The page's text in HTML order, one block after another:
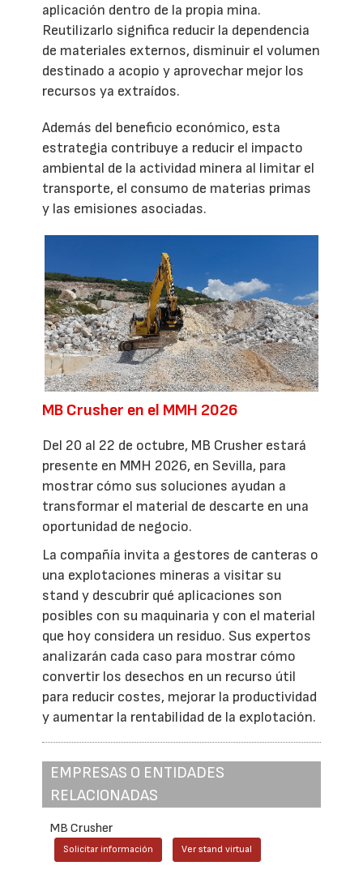
aplicación dentro de la propia mina.
Reutilizarlo significa reducir la dependencia
de materiales externos, disminuir el volumen
destinado a acopio y aprovechar mejor los
recursos ya extraídos.
Además del beneficio económico, esta
estrategia contribuye a reducir el impacto
ambiental de la actividad minera al limitar el
transporte, el consumo de materias primas
y las emisiones asociadas.
MB Crusher en el MMH 2026
Del 20 al 22 de octubre, MB Crusher estará
presente en MMH 2026, en Sevilla, para
mostrar cómo sus soluciones ayudan a
transformar el material de descarte en una
oportunidad de negocio.
La compañía invita a gestores de canteras o
una explotaciones mineras a visitar su
stand y descubrir qué aplicaciones son
posibles con su maquinaria y con el material
que hoy considera un residuo. Sus expertos
analizarán cada caso para mostrar cómo
convertir los desechos en un recurso útil
para reducir costes, mejorar la productividad
y aumentar la rentabilidad de la explotación.
EMPRESAS O ENTIDADES
RELACIONADAS
MB Crusher
Solicitar información Ver stand virtual